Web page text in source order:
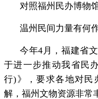
对照福州民办博物
温州民间力量有何
今年4月，福建省
于进一步推动我省民
行)》，要求各地对民
解，福州文物资源非常